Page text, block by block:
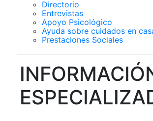
Directorio
Entrevistas
Apoyo Psicológico
Ayuda sobre cuidados en
Prestaciones Sociales